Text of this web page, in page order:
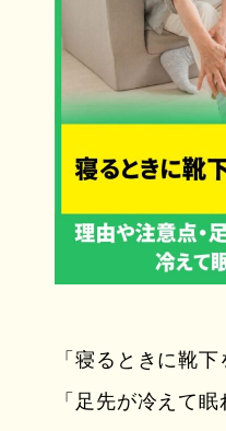
「寝るときに靴
「足先が冷えて